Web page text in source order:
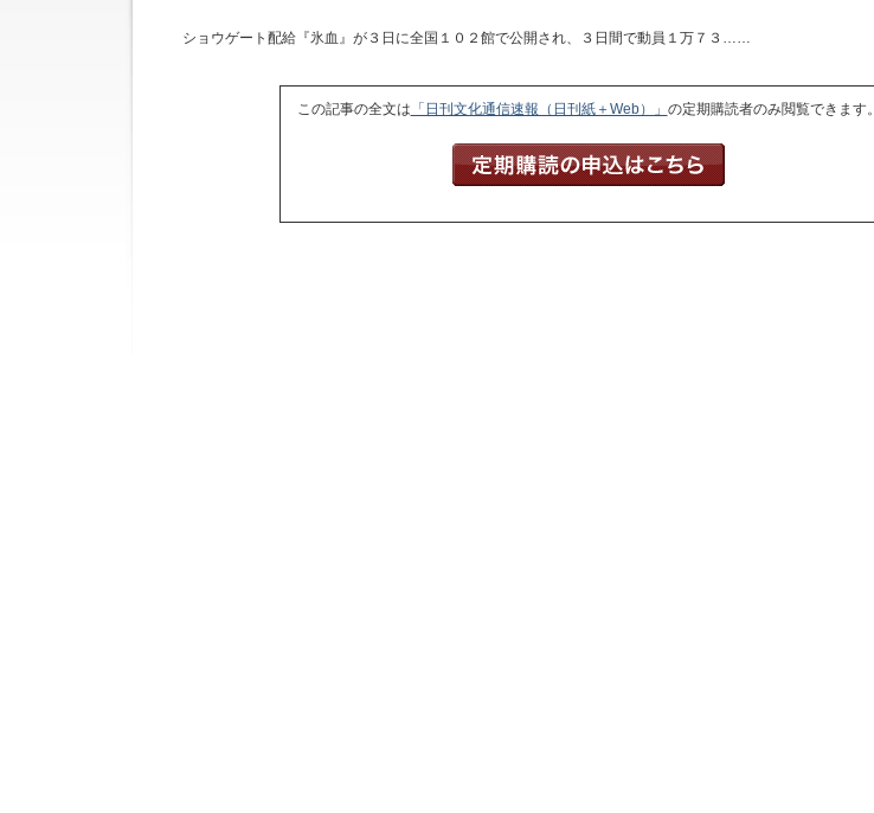
ショウゲート配給『氷血』が３日に全国１０２館で公開され、３日間で動員１万７３……
この記事の全文は 「日刊文化通信速報（日刊紙＋Web）」 の定期購読者のみ閲覧できます。